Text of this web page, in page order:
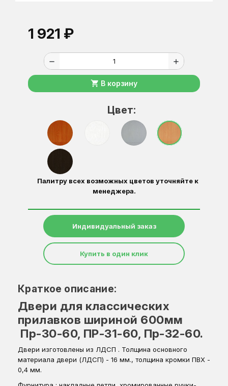
1 921 ₽
remove add
shopping_cart В корзину
Цвет:
Палитру всех возможных цветов уточняйте к
менеджера.
Индивидуальный заказ
Купить в один клик
Краткое описание:
Двери для классических
прилавков шириной 600мм
Пр-30-60, ПР-31-60, Пр-32-60.
Двери изготовлены из ЛДСП . Толщина основного
материала двери (ЛДСП) - 16 мм., толщина кромки ПВХ -
0,4 мм.